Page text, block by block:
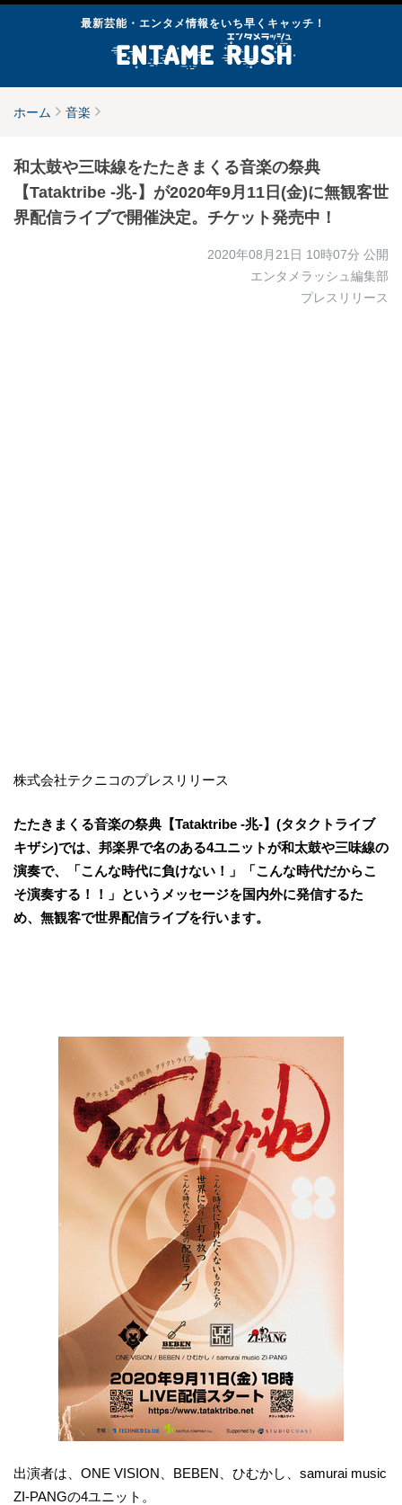
最新芸能・エンタメ情報をいち早くキャッチ！
ホーム 音楽
和太鼓や三味線をたたきまくる音楽の祭典
【Tataktribe -兆-】が2020年9月11日(金)に無観客世
界配信ライブで開催決定。チケット発売中！
2020年08月21日 10時07分 公開
エンタメラッシュ編集部
プレスリリース
株式会社テクニコのプレスリリース
たたきまくる音楽の祭典【Tataktribe -兆-】(タタクトライブ
キザシ)では、邦楽界で名のある4ユニットが和太鼓や三味線の
演奏で、「こんな時代に負けない！」「こんな時代だからこ
そ演奏する！！」というメッセージを国内外に発信するた
め、無観客で世界配信ライブを行います。
出演者は、ONE VISION、BEBEN、ひむかし、samurai music
ZI-PANGの4ユニット。